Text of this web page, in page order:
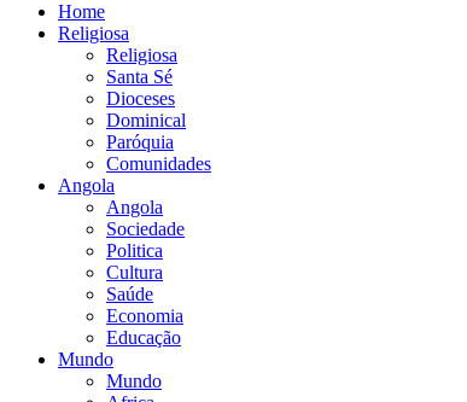
Home
Religiosa
Religiosa
Santa Sé
Dioceses
Dominical
Paróquia
Comunidades
Angola
Angola
Sociedade
Politica
Cultura
Saúde
Economia
Educação
Mundo
Mundo